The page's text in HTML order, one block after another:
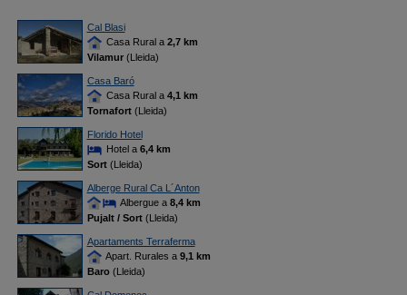
Cal Blasi
Casa Rural a 2,7 km
Vilamur(Lleida)
Casa Baró
Casa Rural a 4,1 km
Tornafort(Lleida)
Florido Hotel
Hotel a 6,4 km
Sort(Lleida)
Alberge Rural Ca L´Anton
Albergue a 8,4 km
Pujalt / Sort(Lleida)
Apartaments Terraferma
Apart. Rurales a 9,1 km
Baro(Lleida)